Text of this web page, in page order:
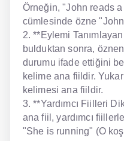
Bize Ulaşın
Örneğin, "John reads
cümlesinde özne
2. **Eylemi
bulduktan sonra,
durumu ifade ettiğini
kelime ana fiildir.
kelimesi ana fiildir.
3. **Yardımcı Fiilleri
ana fiil, yardımcı
"She is running" (O